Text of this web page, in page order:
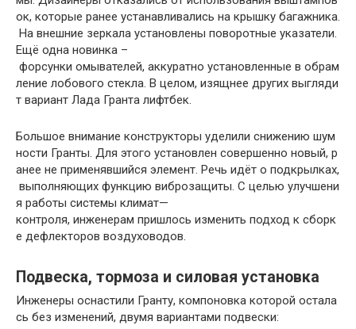
ок, которые ранее устанавливались на крышку багажника.
На внешние зеркала установлены поворотные указатели.
Ещё одна новинка –
форсунки омывателей, аккуратно установленные в обрам
ление лобового стекла. В целом, изящнее других выгляди
т вариант Лада Гранта лифтбек.
Большое внимание конструкторы уделили снижению шум
ности Гранты. Для этого установлен совершенно новый, р
анее не применявшийся элемент. Речь идёт о подкрылках,
выполняющих функцию виброзащиты. С целью улучшени
я работы системы климат—
контроля, инженерам пришлось изменить подход к сборк
е дефлекторов воздуховодов.
Подвеска, тормоза и силовая установка
Инженеры оснастили Гранту, компоновка которой остала
сь без изменений, двумя вариантами подвески: